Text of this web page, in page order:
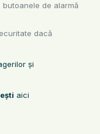
de alarmă
dacă
și
aici